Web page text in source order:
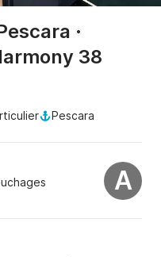
·
38
Pescara
A